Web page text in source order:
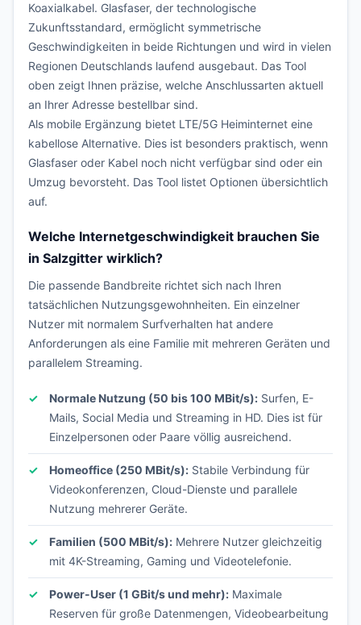
Koaxialkabel. Glasfaser, der technologische
Zukunftsstandard, ermöglicht symmetrische
Geschwindigkeiten in beide Richtungen und wird in vielen
Regionen Deutschlands laufend ausgebaut. Das Tool
oben zeigt Ihnen präzise, welche Anschlussarten aktuell
an Ihrer Adresse bestellbar sind.
Als mobile Ergänzung bietet LTE/5G Heiminternet eine
kabellose Alternative. Dies ist besonders praktisch, wenn
Glasfaser oder Kabel noch nicht verfügbar sind oder ein
Umzug bevorsteht. Das Tool listet Optionen übersichtlich
auf.
Welche Internetgeschwindigkeit brauchen Sie
in Salzgitter wirklich?
Die passende Bandbreite richtet sich nach Ihren
tatsächlichen Nutzungsgewohnheiten. Ein einzelner
Nutzer mit normalem Surfverhalten hat andere
Anforderungen als eine Familie mit mehreren Geräten und
parallelem Streaming.
Normale Nutzung (50 bis 100 MBit/s): Surfen, E-
Mails, Social Media und Streaming in HD. Dies ist für
Einzelpersonen oder Paare völlig ausreichend.
Homeoffice (250 MBit/s): Stabile Verbindung für
Videokonferenzen, Cloud-Dienste und parallele
Nutzung mehrerer Geräte.
Familien (500 MBit/s): Mehrere Nutzer gleichzeitig
mit 4K-Streaming, Gaming und Videotelefonie.
Power-User (1 GBit/s und mehr): Maximale
Reserven für große Datenmengen, Videobearbeitung